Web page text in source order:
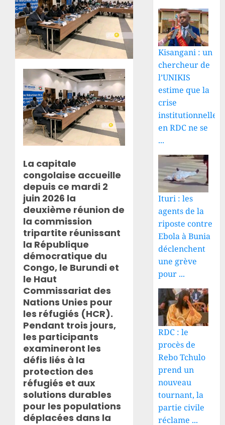
La capitale
congolaise accueille
depuis ce mardi 2
juin 2026 la
deuxième réunion de
la commission
tripartite réunissant
la République
démocratique du
Congo, le Burundi et
le Haut
Commissariat des
Nations Unies pour
les réfugiés (HCR).
Pendant trois jours,
les participants
examineront les
défis liés à la
protection des
réfugiés et aux
solutions durables
pour les populations
déplacées dans la
Kisangani : un
chercheur de
l’UNIKIS
estime que la
crise
institutionnelle
en RDC ne se
...
Ituri : les
agents de la
riposte contre
Ebola à Bunia
déclenchent
une grève
pour ...
RDC : le
procès de
Rebo Tchulo
prend un
nouveau
tournant, la
partie civile
réclame ...